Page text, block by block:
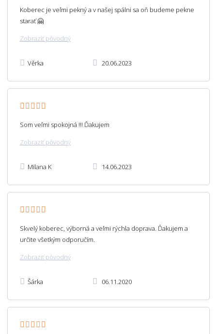
Koberec je veľmi pekný a v našej spálni sa oň budeme pekne
starať 🤗
Zobraziť pôvodný
Věrka 20.06.2023
Som veľmi spokojná !!! Ďakujem
Zobraziť pôvodný
Milana K 14.06.2023
Skvelý koberec, výborná a veľmi rýchla doprava. Ďakujem a
určite všetkým odporučím.
Zobraziť pôvodný
Šárka 06.11.2020